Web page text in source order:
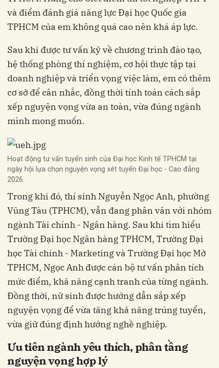
và điểm đánh giá năng lực Đại học Quốc gia
TPHCM của em không quá cao nên khá áp lực.
Sau khi được tư vấn kỹ về chương trình đào tạo,
hệ thống phòng thí nghiệm, cơ hội thực tập tại
doanh nghiệp và triển vọng việc làm, em có thêm
cơ sở để cân nhắc, đồng thời tính toán cách sắp
xếp nguyện vọng vừa an toàn, vừa đúng ngành
mình mong muốn.
Hoạt động tư vấn tuyển sinh của Đại học Kinh tế TPHCM tại
ngày hội lựa chọn nguyện vọng xét tuyển Đại học - Cao đẳng
2026.
Trong khi đó, thí sinh Nguyễn Ngọc Anh, phường
Vũng Tàu (TPHCM), vẫn đang phân vân với nhóm
ngành Tài chính - Ngân hàng. Sau khi tìm hiểu
Trường Đại học Ngân hàng TPHCM, Trường Đại
học Tài chính - Marketing và Trường Đại học Mở
TPHCM, Ngọc Anh được cán bộ tư vấn phân tích
mức điểm, khả năng cạnh tranh của từng ngành.
Đồng thời, nữ sinh được hướng dẫn sắp xếp
nguyện vọng để vừa tăng khả năng trúng tuyển,
vừa giữ đúng định hướng nghề nghiệp.
Ưu tiên ngành yêu thích, phân tầng
nguyện vọng hợp lý